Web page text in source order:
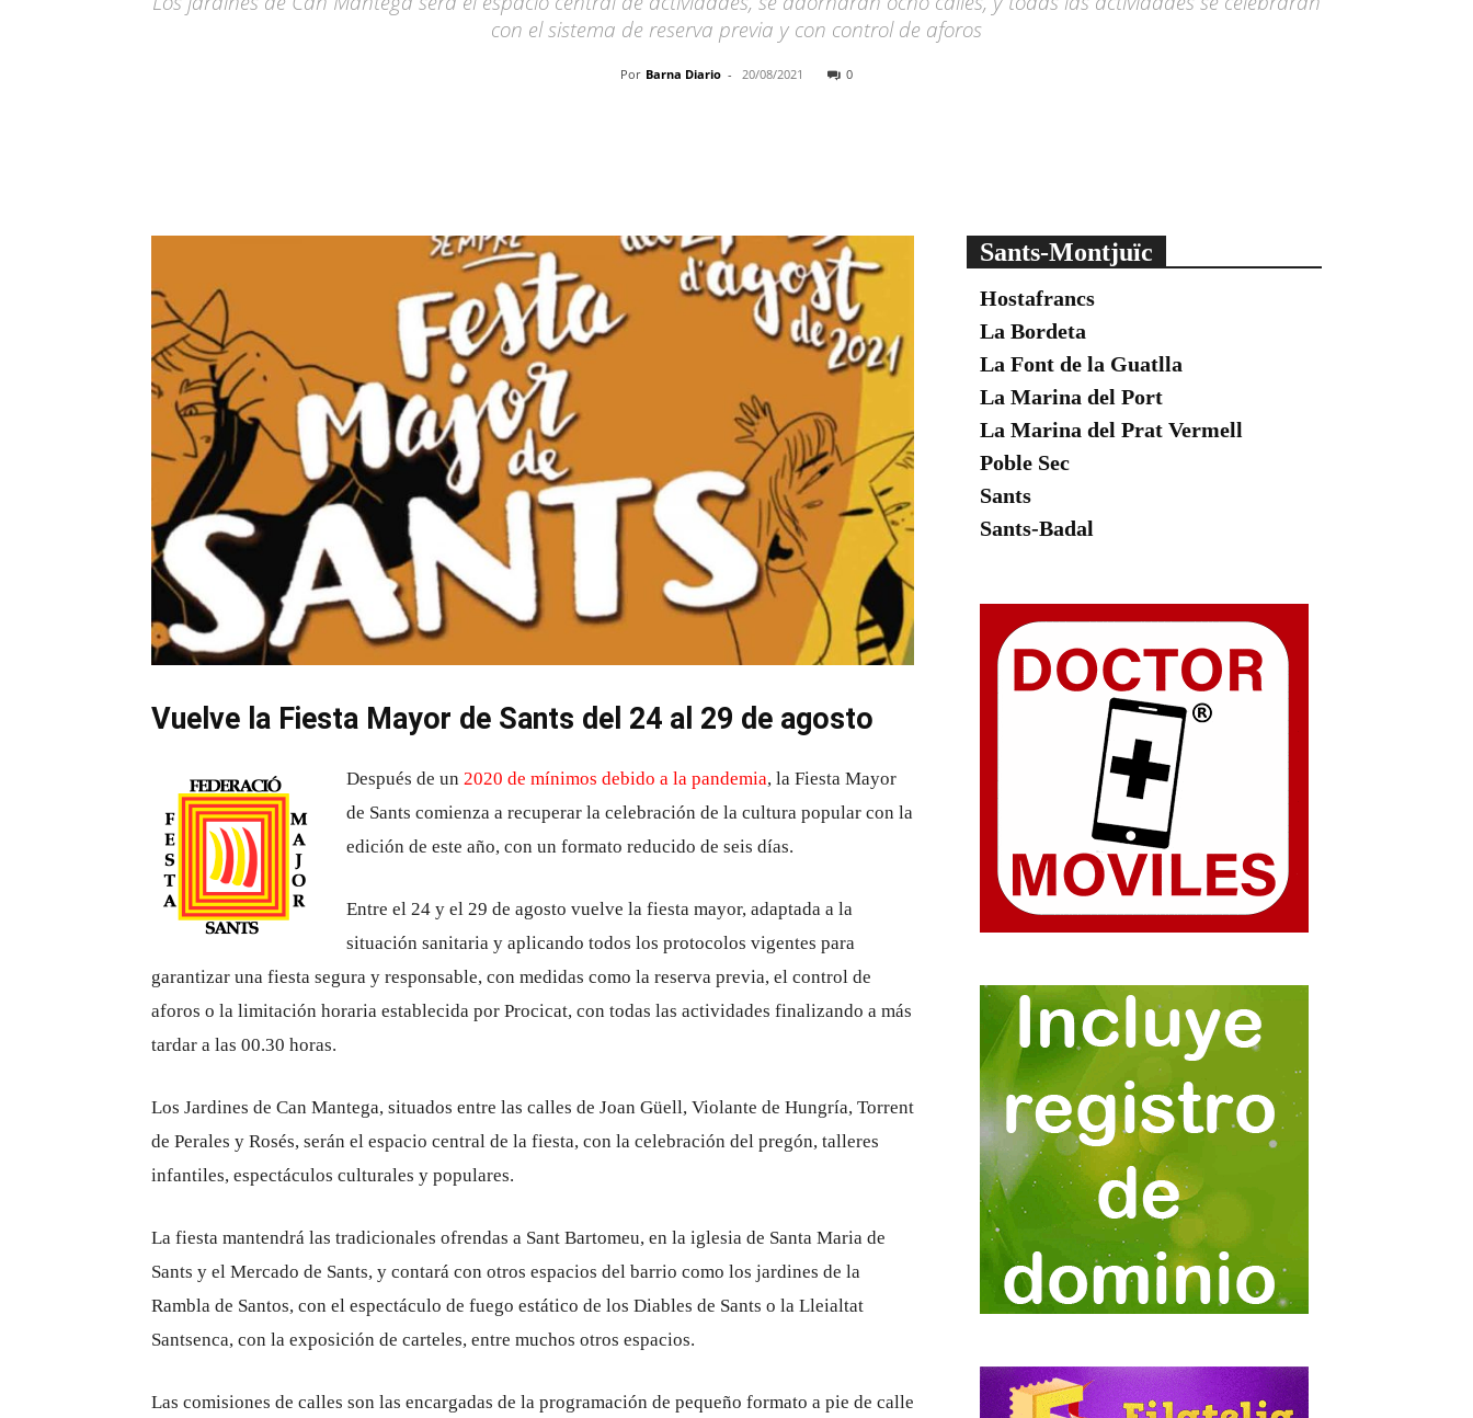
con el sistema de reserva previa y con control de aforos
Por Barna Diario - 20/08/2021 0
Vuelve la Fiesta Mayor de Sants del 24 al 29 de agosto
Después de un 2020 de mínimos debido a la pandemia, la Fiesta Mayor
de Sants comienza a recuperar la celebración de la cultura popular con la
edición de este año, con un formato reducido de seis días.
Entre el 24 y el 29 de agosto vuelve la fiesta mayor, adaptada a la
situación sanitaria y aplicando todos los protocolos vigentes para
garantizar una fiesta segura y responsable, con medidas como la reserva previa, el control de
aforos o la limitación horaria establecida por Procicat, con todas las actividades finalizando a más
tardar a las 00.30 horas.
Los Jardines de Can Mantega, situados entre las calles de Joan Güell, Violante de Hungría, Torrent
de Perales y Rosés, serán el espacio central de la fiesta, con la celebración del pregón, talleres
infantiles, espectáculos culturales y populares.
La fiesta mantendrá las tradicionales ofrendas a Sant Bartomeu, en la iglesia de Santa Maria de
Sants y el Mercado de Sants, y contará con otros espacios del barrio como los jardines de la
Rambla de Santos, con el espectáculo de fuego estático de los Diables de Sants o la Lleialtat
Santsenca, con la exposición de carteles, entre muchos otros espacios.
Las comisiones de calles son las encargadas de la programación de pequeño formato a pie de calle
Sants-Montjuïc
Hostafrancs
La Bordeta
La Font de la Guatlla
La Marina del Port
La Marina del Prat Vermell
Poble Sec
Sants
Sants-Badal